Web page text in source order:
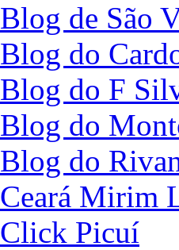
Blog de São
Blog do
Blog do F
Blog do
Blog do
Ceará Mirim
Click Picuí